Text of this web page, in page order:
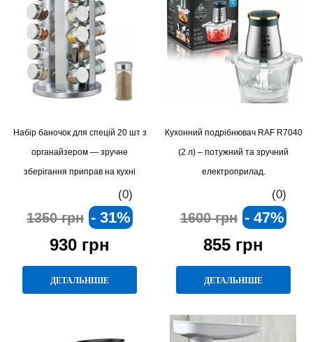
Набір баночок для спецій 20 шт з
органайзером — зручне
зберігання приправ на кухні
(0)
1350 грн - 31%
930 грн
ДЕТАЛЬНІШЕ
Кухонний подрібнювач RAF R7040
(2 л) – потужний та зручний
електроприлад.
(0)
1600 грн - 47%
855 грн
ДЕТАЛЬНІШЕ